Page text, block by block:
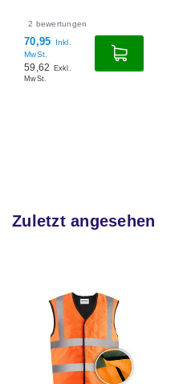
2 bewertungen
70,95
Inkl.
MwSt.
59,62
Exkl.
MwSt.
Zuletzt angesehen